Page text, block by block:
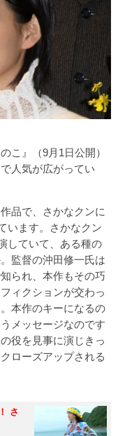
こ』（9月1日公開）
人気が広がってい
品で、さかなクンに
います。さかなクン
していて、ある種の
監督の沖田修一氏は
られ、本作もその巧
ィクションが交わっ
本作のキーになるの
メッセージなのです
役を見事に演じきっ
ローズアップされる
さ